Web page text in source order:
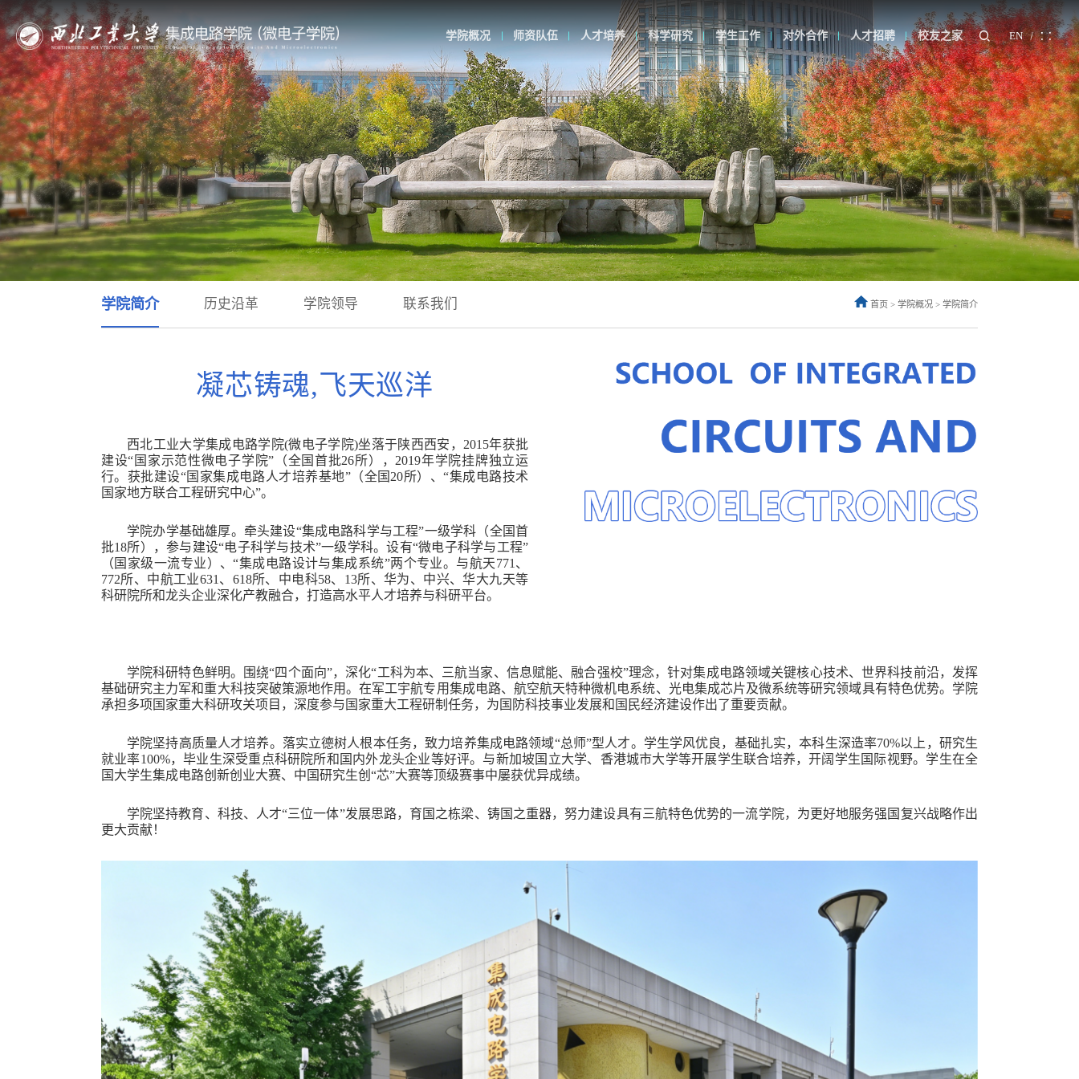
学院概况 师资队伍 人才培养 科学研究 学生工作 对外合作 人才招聘 校友之家 EN
学院简介 历史沿革 学院领导 联系我们 首页 > 学院概况 > 学院简介
凝芯铸魂,飞天巡洋
西北工业大学集成电路学院(微电子学院)坐落于陕西西安，2015年获批
建设“国家示范性微电子学院”（全国首批26所），2019年学院挂牌独立运
行。获批建设“国家集成电路人才培养基地”（全国20所）、“集成电路技术
国家地方联合工程研究中心”。
学院办学基础雄厚。牵头建设“集成电路科学与工程”一级学科（全国首
批18所），参与建设“电子科学与技术”一级学科。设有“微电子科学与工程”
（国家级一流专业）、“集成电路设计与集成系统”两个专业。与航天771、
772所、中航工业631、618所、中电科58、13所、华为、中兴、华大九天等
科研院所和龙头企业深化产教融合，打造高水平人才培养与科研平台。
学院科研特色鲜明。围绕“四个面向”，深化“工科为本、三航当家、信息赋能、融合强校”理念，针对集成电路领域关键核心技术、世界科技前沿，发挥
基础研究主力军和重大科技突破策源地作用。在军工宇航专用集成电路、航空航天特种微机电系统、光电集成芯片及微系统等研究领域具有特色优势。学院
承担多项国家重大科研攻关项目，深度参与国家重大工程研制任务，为国防科技事业发展和国民经济建设作出了重要贡献。
学院坚持高质量人才培养。落实立德树人根本任务，致力培养集成电路领域“总师”型人才。学生学风优良，基础扎实，本科生深造率70%以上，研究生
就业率100%，毕业生深受重点科研院所和国内外龙头企业等好评。与新加坡国立大学、香港城市大学等开展学生联合培养，开阔学生国际视野。学生在全
国大学生集成电路创新创业大赛、中国研究生创“芯”大赛等顶级赛事中屡获优异成绩。
学院坚持教育、科技、人才“三位一体”发展思路，育国之栋梁、铸国之重器，努力建设具有三航特色优势的一流学院，为更好地服务强国复兴战略作出
更大贡献！